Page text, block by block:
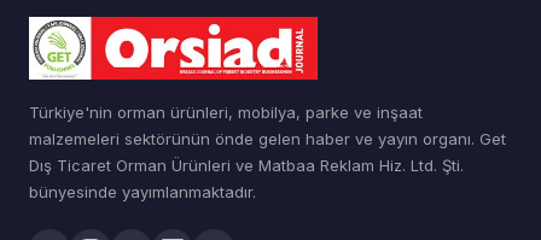
Türkiye'nin orman ürünleri, mobilya, parke ve inşaat
malzemeleri sektörünün önde gelen haber ve yayın organı. Get
Dış Ticaret Orman Ürünleri ve Matbaa Reklam Hiz. Ltd. Şti.
bünyesinde yayımlanmaktadır.